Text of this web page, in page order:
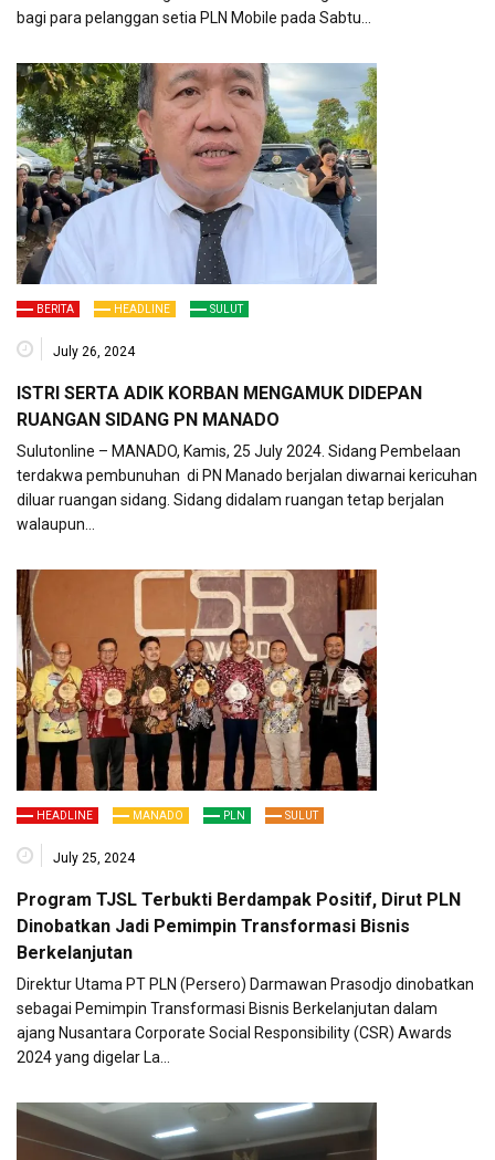
bagi para pelanggan setia PLN Mobile pada Sabtu…
BERITA HEADLINE SULUT
July 26, 2024
ISTRI SERTA ADIK KORBAN MENGAMUK DIDEPAN
RUANGAN SIDANG PN MANADO
Sulutonline – MANADO, Kamis, 25 July 2024. Sidang Pembelaan
terdakwa pembunuhan di PN Manado berjalan diwarnai kericuhan
diluar ruangan sidang. Sidang didalam ruangan tetap berjalan
walaupun…
HEADLINE MANADO PLN SULUT
July 25, 2024
Program TJSL Terbukti Berdampak Positif, Dirut PLN
Dinobatkan Jadi Pemimpin Transformasi Bisnis
Berkelanjutan
Direktur Utama PT PLN (Persero) Darmawan Prasodjo dinobatkan
sebagai Pemimpin Transformasi Bisnis Berkelanjutan dalam
ajang Nusantara Corporate Social Responsibility (CSR) Awards
2024 yang digelar La…